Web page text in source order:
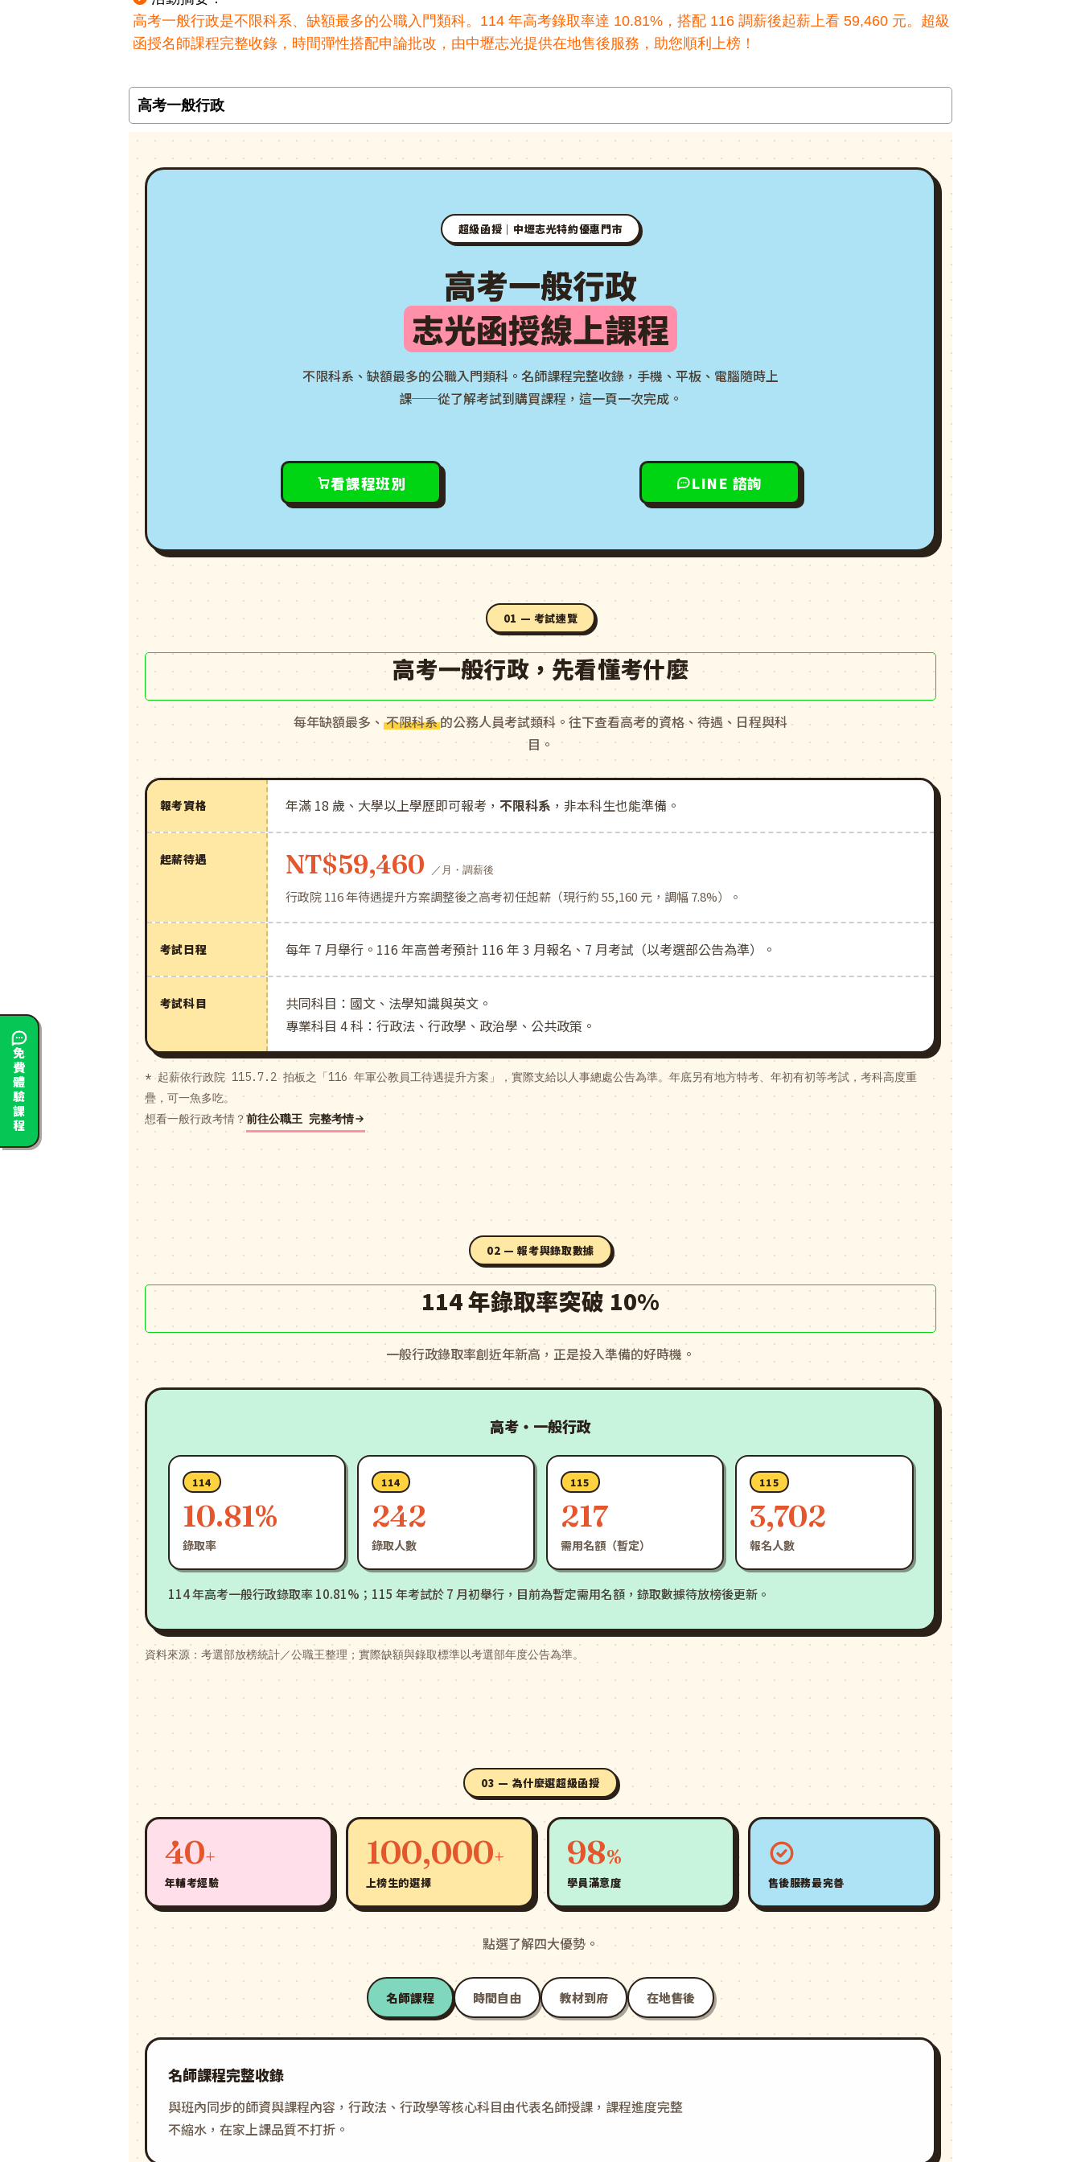
高考一般行政是不限科系、缺額最多的公職入門類科。114 年高考錄取率達 10.81%，搭配 116 調薪後起薪上看 59,460 元。超級
函授名師課程完整收錄，時間彈性搭配申論批改，由中壢志光提供在地售後服務，助您順利上榜！
高考一般行政
超級函授｜中壢志光特約優惠門市
高考一般行政
志光函授線上課程
不限科系、缺額最多的公職入門類科。名師課程完整收錄，手機、平板、電腦隨時上
課──從了解考試到購買課程，這一頁一次完成。
看課程班別 LINE 諮詢
01 — 考試速覽
高考一般行政，先看懂考什麼
每年缺額最多、 不限科系的公務人員考試類科。往下查看高考的資格、待遇、日程與科
目。
報考資格 年滿 18 歲、大學以上學歷即可報考， 不限科系 ，非本科生也能準備。
起薪待遇 NT$59,460 ／月・調薪後
行政院 116 年待遇提升方案調整後之高考初任起薪（現行約 55,160 元，調幅 7.8%）。
考試日程 每年 7 月舉行。116 年高普考預計 116 年 3 月報名、7 月考試（以考選部公告為準）。
考試科目
共同科目：國文、法學知識與英文。
專業科目 4 科：行政法、行政學、政治學、公共政策。
* 起薪依行政院 115.7.2 拍板之「116 年軍公教員工待遇提升方案」，實際支給以人事總處公告為準。年底另有地方特考、年初有初等考試，考科高度重
疊，可一魚多吃。
想看一般行政考情？前往公職王 完整考情
02 — 報考與錄取數據
114 年錄取率突破 10%
一般行政錄取率創近年新高，正是投入準備的好時機。
高考・一般行政
114
10.81%
錄取率
114
242
錄取人數
115
217
需用名額（暫定）
115
3,702
報名人數
114 年高考一般行政錄取率 10.81%；115 年考試於 7 月初舉行，目前為暫定需用名額，錄取數據待放榜後更新。
資料來源：考選部放榜統計／公職王整理；實際缺額與錄取標準以考選部年度公告為準。
03 — 為什麼選超級函授
40+
年輔考經驗
100,000+
上榜生的選擇
98%
學員滿意度 售後服務最完善
點選了解四大優勢。
名師課程 時間自由 教材到府 在地售後
名師課程完整收錄
與班內同步的師資與課程內容，行政法、行政學等核心科目由代表名師授課，課程進度完整
不縮水，在家上課品質不打折。
免費體驗課程